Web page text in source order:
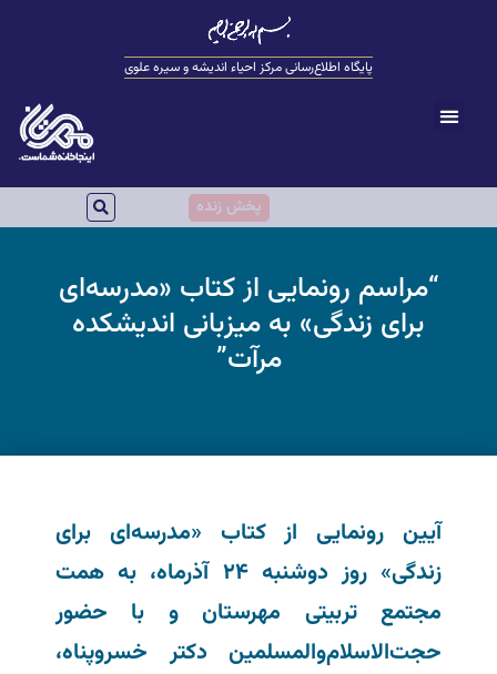
پایگاه اطلاع‌رسانی مرکز احیاء اندیشه و سیره علوی
پخش زنده
“مراسم رونمایی از کتاب «مدرسه‌ای
برای زندگی» به میزبانی اندیشکده
مرآت”
آیین رونمایی از کتاب «مدرسه‌ای برای
زندگی» روز دوشنبه ۲۴ آذرماه، به همت
مجتمع تربیتی مهرستان و با حضور
حجت‌الاسلام‌والمسلمین دکتر خسروپناه،